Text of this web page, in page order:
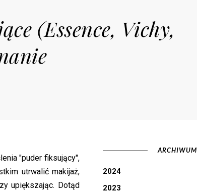
(Essence, Vichy,
"puder fiksujący",
utrwalić makijaż,
upiększając. Dotąd
ARCHIWUM
2024
2023